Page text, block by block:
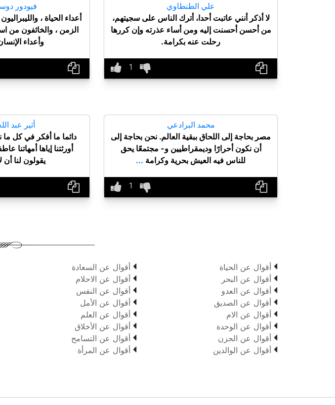
علي الطنطاوي
لا أذكر أنني عاتبت أحدا، أترك الناس على سجيتهم،
من أحسن أحسنت إليه ومن أساء عذرته وإن كررها
رحلت عنه بكرامة.
فيودور
أعداء الحياة ،
الزمن ، والخائفون من
وأعداء
محمد البرادعي
مصر بحاجة إلى اللحاق ببقية العالم. نحن بحاجة إلى
أن نكون أحرارًا وديمقراطيين و- مجتمعًا يحق
للناس فيه العيش بحرية وكرامة ...
أثير عبد
دائما ما أفكر في كل ما
أورثتنا إياها أمهاتنا
يقولون لنا أن
 أقوال عن الحياة
 أقوال عن البحر
 أقوال عن العدو
 أقوال عن الصديق
 أقوال عن الام
 أقوال عن الوحدة
 أقوال عن الحزن
 أقوال عن الوالدين
 أقوال عن السعادة
 أقوال عن الاحلام
 أقوال عن النفس
 أقوال عن الأمل
 أقوال عن العلم
 أقوال عن الأخلاق
 أقوال عن التسامح
 أقوال عن المرأة